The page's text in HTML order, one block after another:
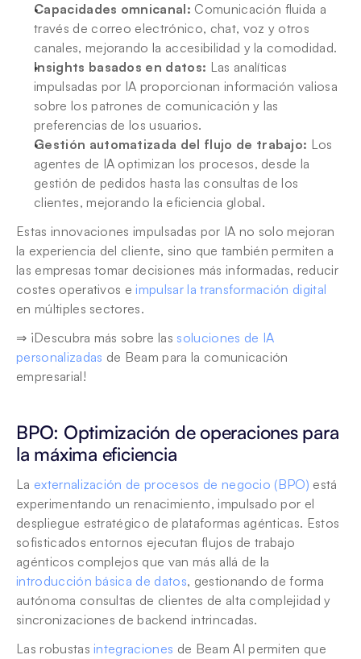
Capacidades omnicanal: Comunicación fluida a
través de correo electrónico, chat, voz y otros
canales, mejorando la accesibilidad y la comodidad.
Insights basados en datos: Las analíticas
impulsadas por IA proporcionan información valiosa
sobre los patrones de comunicación y las
preferencias de los usuarios.
Gestión automatizada del flujo de trabajo: Los
agentes de IA optimizan los procesos, desde la
gestión de pedidos hasta las consultas de los
clientes, mejorando la eficiencia global.
Estas innovaciones impulsadas por IA no solo mejoran
la experiencia del cliente, sino que también permiten a
las empresas tomar decisiones más informadas, reducir
costes operativos e impulsar la transformación digital
en múltiples sectores.
⇒ ¡Descubra más sobre las soluciones de IA
personalizadas de Beam para la comunicación
empresarial!
BPO: Optimización de operaciones para
la máxima eficiencia
La externalización de procesos de negocio (BPO) está
experimentando un renacimiento, impulsado por el
despliegue estratégico de plataformas agénticas. Estos
sofisticados entornos ejecutan flujos de trabajo
introducción básica de datos, gestionando de forma
autónoma consultas de clientes de alta complejidad y
sincronizaciones de backend intrincadas.
Las robustas integraciones de Beam AI permiten que